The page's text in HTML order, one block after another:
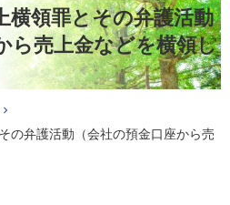
横領罪とその弁護活動
ら売上金などを横領し
の弁護活動（会社の預金口座から売